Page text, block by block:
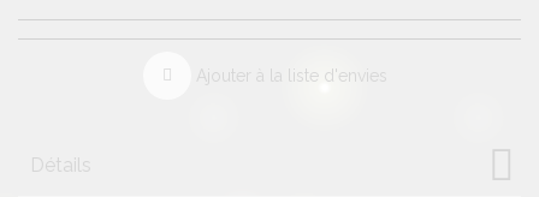
Ajouter à la liste d'envies
Détails